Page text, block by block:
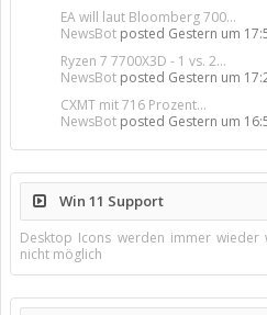
EA will laut Bloomberg 700...
NewsBot posted Gestern um
Ryzen 7 7700X3D - 1 vs. 2...
NewsBot posted Gestern um
CXMT mit 716 Prozent...
NewsBot posted Gestern um
Win 11 Support
Desktop Icons werden immer wieder
nicht möglich